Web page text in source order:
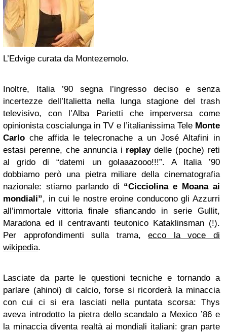
L’Edvige curata da Montezemolo.
Inoltre, Italia ’90 segna l’ingresso deciso e senza
incertezze dell’Italietta nella lunga stagione del trash
televisivo, con l’Alba Parietti che imperversa come
opinionista coscialunga in TV e l’italianissima Tele Monte
Carlo che affida le telecronache a un José Altafini in
estasi perenne, che annuncia i replaydelle (poche) reti
al grido di “datemi un golaaazooo!!!”. A Italia ’90
dobbiamo però una pietra miliare della cinematografia
nazionale: stiamo parlando di “Cicciolina e Moana ai
mondiali”, in cui le nostre eroine conducono gli Azzurri
all’immortale vittoria finale sfiancando in serie Gullit,
Maradona ed il centravanti teutonico Kataklinsman (!).
Per approfondimenti sulla trama,ecco la voce di
wikipedia.
Lasciate da parte le questioni tecniche e tornando a
parlare (ahinoi) di calcio, forse si ricorderà la minaccia
con cui ci si era lasciati nella puntata scorsa: Thys
aveva introdotto la pietra dello scandalo a Mexico ’86 e
la minaccia diventa realtà ai mondiali italiani: gran parte